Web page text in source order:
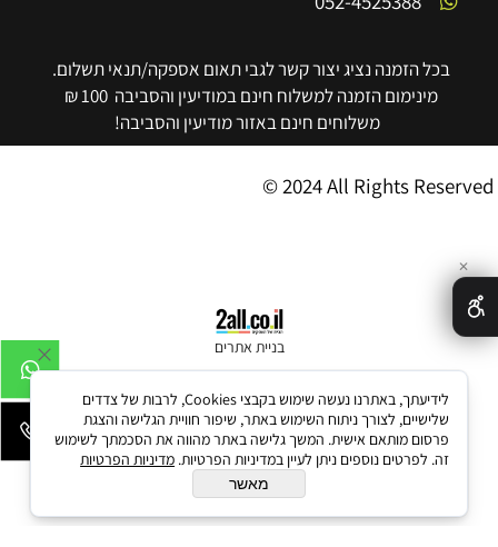
בכל הזמנה נציג יצור קשר לגבי תאום אספקה/תנאי תשלום.
מינימום הזמנה למשלוח חינם במודיעין והסביבה 100 ₪
משלוחים חינם באזור מודיעין והסביבה!
© 2024 All Rights Reserved
בניית אתרים
✕
לידיעתך, באתרנו נעשה שימוש בקבצי Cookies, לרבות של צדדים
שלישיים, לצורך ניתוח השימוש באתר, שיפור חוויית הגלישה והצגת
פרסום מותאם אישית. המשך גלישה באתר מהווה את הסכמתך לשימוש
זה. לפרטים נוספים ניתן לעיין במדיניות הפרטיות. מדיניות הפרטיות
מאשר